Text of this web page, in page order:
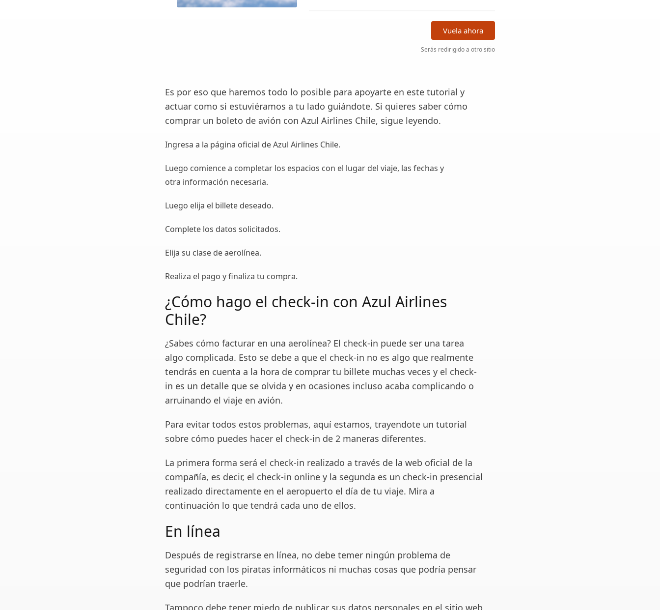
Vuela ahora
Serás redirigido a otro sitio
Es por eso que haremos todo lo posible para apoyarte en este tutorial y
actuar como si estuviéramos a tu lado guiándote. Si quieres saber cómo
comprar un boleto de avión con Azul Airlines Chile, sigue leyendo.
Ingresa a la página oficial de Azul Airlines Chile.
Luego comience a completar los espacios con el lugar del viaje, las fechas y
otra información necesaria.
Luego elija el billete deseado.
Complete los datos solicitados.
Elija su clase de aerolínea.
Realiza el pago y finaliza tu compra.
¿Cómo hago el check-in con Azul Airlines
Chile?
¿Sabes cómo facturar en una aerolínea? El check-in puede ser una tarea
algo complicada. Esto se debe a que el check-in no es algo que realmente
tendrás en cuenta a la hora de comprar tu billete muchas veces y el check-
in es un detalle que se olvida y en ocasiones incluso acaba complicando o
arruinando el viaje en avión.
Para evitar todos estos problemas, aquí estamos, trayendote un tutorial
sobre cómo puedes hacer el check-in de 2 maneras diferentes.
La primera forma será el check-in realizado a través de la web oficial de la
compañía, es decir, el check-in online y la segunda es un check-in presencial
realizado directamente en el aeropuerto el día de tu viaje. Mira a
continuación lo que tendrá cada uno de ellos.
En línea
Después de registrarse en línea, no debe temer ningún problema de
seguridad con los piratas informáticos ni muchas cosas que podría pensar
que podrían traerle.
Tampoco debe tener miedo de publicar sus datos personales en el sitio web